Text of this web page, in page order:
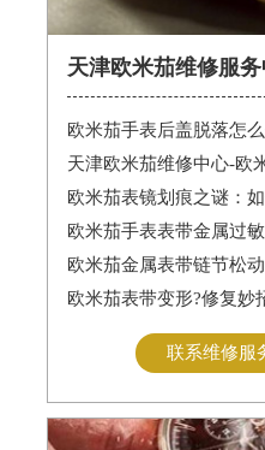
天津欧米茄维修服
天津欧米茄维修中心-欧
欧米茄表带变形?修复妙
联系维修服